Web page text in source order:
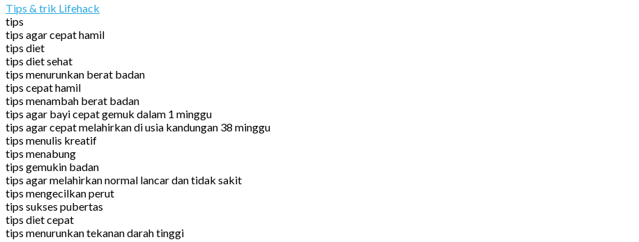
Tips & trik Lifehack
tips
tips agar cepat hamil
tips diet
tips diet sehat
tips menurunkan berat badan
tips cepat hamil
tips menambah berat badan
tips agar bayi cepat gemuk dalam 1 minggu
tips agar cepat melahirkan di usia kandungan 38 minggu
tips menulis kreatif
tips menabung
tips gemukin badan
tips agar melahirkan normal lancar dan tidak sakit
tips mengecilkan perut
tips sukses pubertas
tips diet cepat
tips menurunkan tekanan darah tinggi